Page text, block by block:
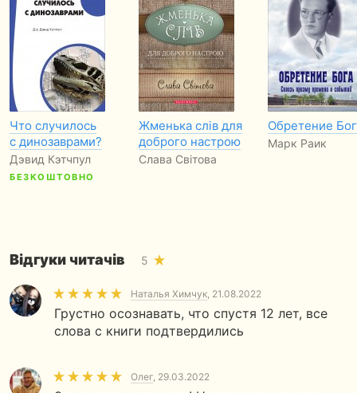
Что случилось
с динозаврами?
Дэвид Кэтчпул
БЕЗКОШТОВНО
Жменька слів для
доброго настрою
Слава Світова
Обретение
Марк Раик
Відгуки читачів 5
Наталья Химчук, 21.08.2022
Грустно осознавать, что спустя 12 лет, все
слова с книги подтвердились
Олег, 29.03.2022